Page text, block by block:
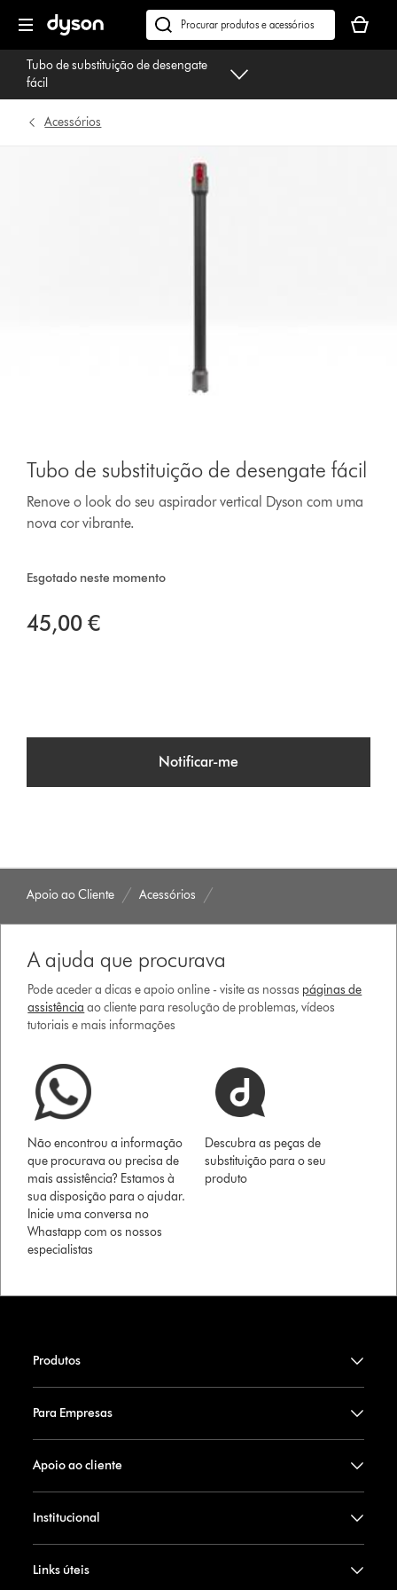
seguinte
Pesquisar
em
dyson.pt
seu
cesto
Tubo de substituição de desengate
fácil
Acessórios
Tubo de substituição de desengate fácil
Renove o look do seu aspirador vertical Dyson com uma
nova cor vibrante.
Esgotado neste momento
45,00 €
Notificar-me
Apoio ao Cliente Acessórios
A ajuda que procurava
Pode aceder a dicas e apoio online - visite as nossas páginas de
assistência ao cliente para resolução de problemas, vídeos
tutoriais e mais informações
Não encontrou a informação
que procurava ou precisa de
mais assistência? Estamos à
sua disposição para o ajudar.
Inicie uma conversa no
Whastapp com os nossos
especialistas
Descubra as peças de
substituição para o seu
produto
Produtos
Para Empresas
Apoio ao cliente
Institucional
Links úteis